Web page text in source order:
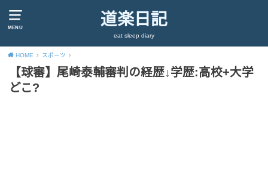
MENU 道楽日記
eat sleep diary
HOME スポーツ
【球審】尾崎泰輔審判の経歴↓学歴:高校+大学
どこ?